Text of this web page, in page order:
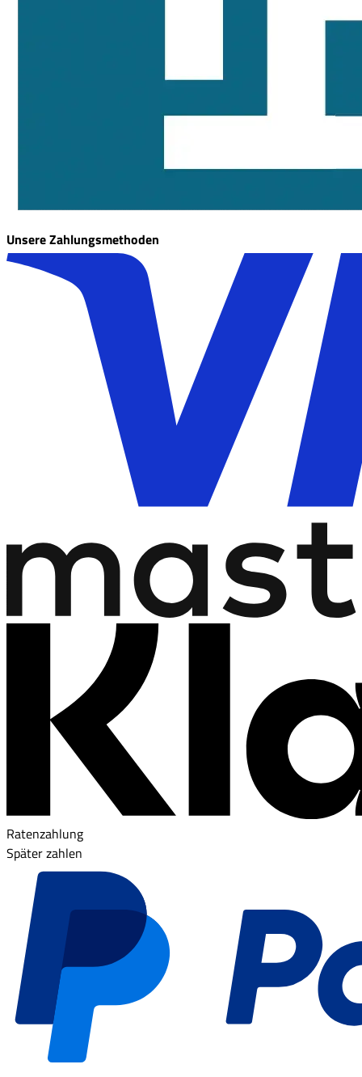
Unsere Zahlungsmethoden
Ratenzahlung
Später zahlen